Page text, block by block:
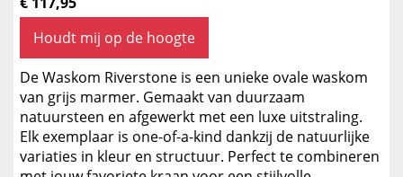
Houdt mij op de hoogte
De Waskom Riverstone is een unieke ovale waskom
van grijs marmer. Gemaakt van duurzaam
natuursteen en afgewerkt met een luxe uitstraling.
Elk exemplaar is one-of-a-kind dankzij de natuurlijke
variaties in kleur en structuur. Perfect te combineren